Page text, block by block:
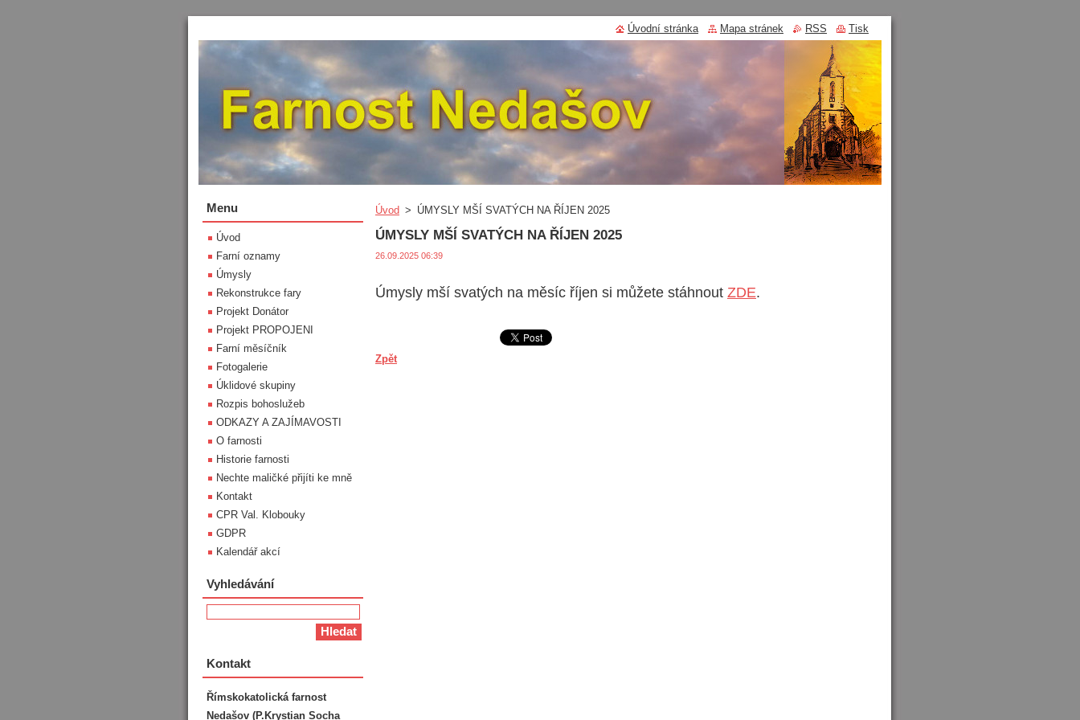
Úvod > ÚMYSLY MŠÍ SVATÝCH NA ŘÍJEN 2025
ÚMYSLY MŠÍ SVATÝCH NA ŘÍJEN 2025
26.09.2025 06:39
Úmysly mší svatých na měsíc říjen si můžete stáhnout ZDE.
Zpět
Menu
Úvod
Farní oznamy
Úmysly
Rekonstrukce fary
Projekt Donátor
Projekt PROPOJENI
Farní měsíčník
Fotogalerie
Úklidové skupiny
Rozpis bohoslužeb
ODKAZY A ZAJÍMAVOSTI
O farnosti
Historie farnosti
Nechte maličké přijíti ke mně
Kontakt
CPR Val. Klobouky
GDPR
Kalendář akcí
Vyhledávání
Kontakt
Římskokatolická farnost
Nedašov (P.Krystian Socha
Úvodní stránka Mapa stránek RSS Tisk